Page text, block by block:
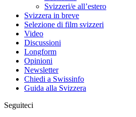
Svizzeri/e all’estero
Svizzera in breve
Selezione di film svizzeri
Video
Discussioni
Longform
Opinioni
Newsletter
Chiedi a Swissinfo
Guida alla Svizzera
Seguiteci